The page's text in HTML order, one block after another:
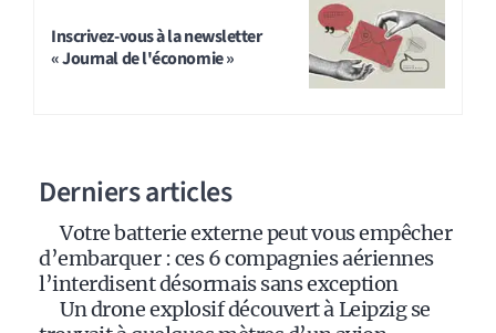
Inscrivez-vous à la newsletter
« Journal de l'économie »
Derniers articles
Votre batterie externe peut vous empêcher
d’embarquer : ces 6 compagnies aériennes
l’interdisent désormais sans exception
Un drone explosif découvert à Leipzig se